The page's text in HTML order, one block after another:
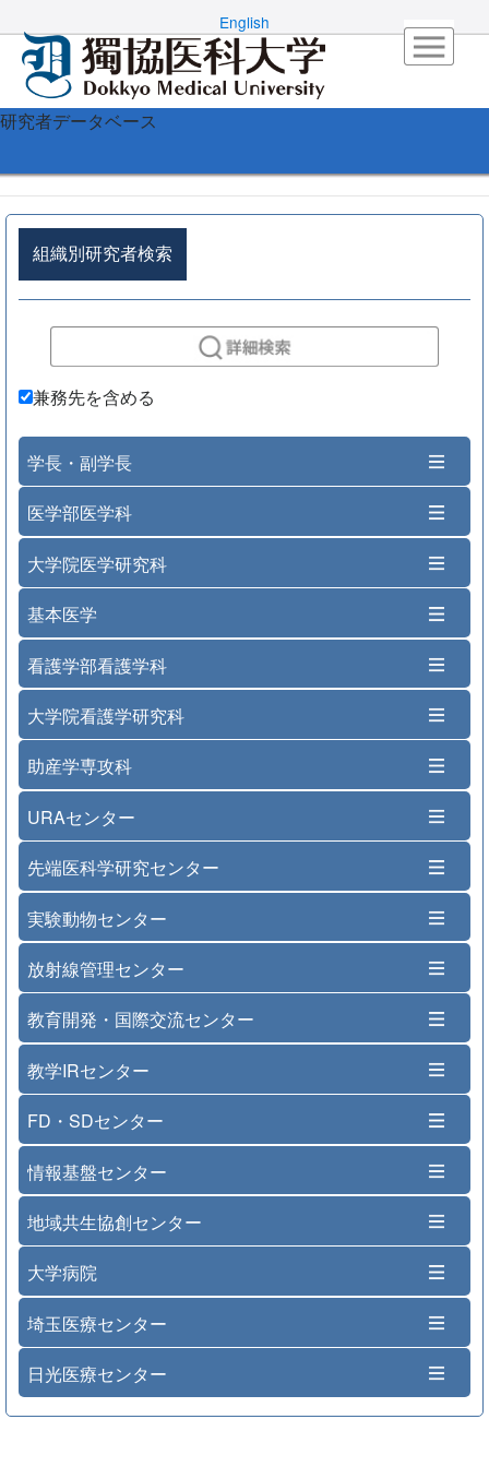
English
研究者データベース
組織別研究者検索
兼務先を含める
学長・副学長
医学部医学科
大学院医学研究科
基本医学
看護学部看護学科
大学院看護学研究科
助産学専攻科
URAセンター
先端医科学研究センター
実験動物センター
放射線管理センター
教育開発・国際交流センター
教学IRセンター
FD・SDセンター
情報基盤センター
地域共生協創センター
大学病院
埼玉医療センター
日光医療センター